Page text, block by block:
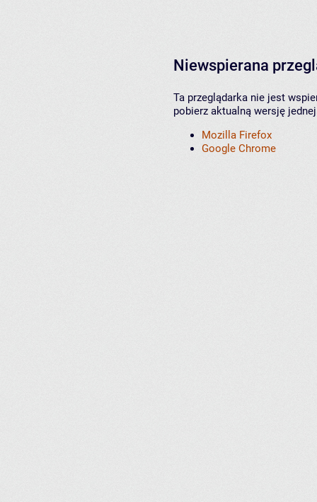
Niewspierana
Ta przeglądarka nie jest
pobierz aktualną wersję
Mozilla Firefox
Google Chrome